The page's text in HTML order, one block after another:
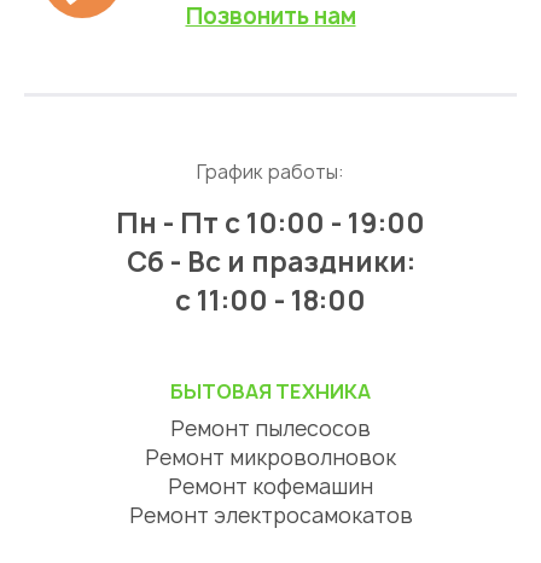
Позвонить нам
График работы:
Пн - Пт с 10:00 - 19:00
Сб - Вс и праздники:
c 11:00 - 18:00
БЫТОВАЯ ТЕХНИКА
Ремонт пылесосов
Ремонт микроволновок
Ремонт кофемашин
Ремонт электросамокатов